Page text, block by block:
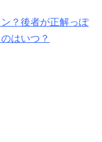
？後者が正解っぽ
はいつ？